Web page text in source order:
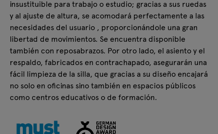
insustituible para trabajo o estudio; gracias a sus ruedas
y al ajuste de altura, se acomodará perfectamente a las
necesidades del usuario , proporcionándole una gran
libertad de movimientos. Se encuentra disponible
también con reposabrazos. Por otro lado, el asiento y el
respaldo, fabricados en contrachapado, asegurarán una
fácil limpieza de la silla, que gracias a su diseño encajará
no solo en oficinas sino también en espacios públicos
como centros educativos o de formación.